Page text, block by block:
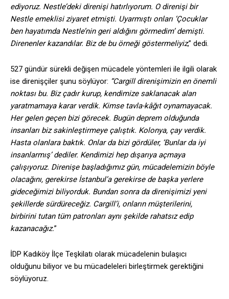
ediyoruz. Nestle’deki direnişi hatırlıyorum. O direnişi bir
Nestle emeklisi ziyaret etmişti. Uyarmıştı onları ‘Çocuklar
ben hayatımda Nestle’nin geri aldığını görmedim’ demişti.
Direnenler kazandılar. Biz de bu örneği göstermeliyiz,” dedi.
527 gündür sürekli değişen mücadele yöntemleri ile ilgili olarak
ise direnişçiler şunu söylüyor: “Cargill direnişimizin en önemli
noktası bu. Biz çadır kurup, kendimize saklanacak alan
yaratmamaya karar verdik. Kimse tavla-kâğıt oynamayacak.
Her gelen geçen bizi görecek. Bugün deprem olduğunda
insanları biz sakinleştirmeye çalıştık. Kolonya, çay verdik.
Hasta olanlara baktık. Onlar da bizi gördüler, ‘Bunlar da iyi
insanlarmış’ dediler. Kendimizi hep dışarıya açmaya
çalışıyoruz. Direnişe başladığımız gün, mücadelemizin böyle
olacağını, gerekirse İstanbul’a gerekirse de başka yerlere
gideceğimizi biliyorduk. Bundan sonra da direnişimizi yeni
şekillerde sürdüreceğiz. Cargill’i, onların müşterilerini,
birbirini tutan tüm patronları aynı şekilde rahatsız edip
kazanacağız.”
İDP Kadıköy İlçe Teşkilatı olarak mücadelenin bulaşıcı
olduğunu biliyor ve bu mücadeleleri birleştirmek gerektiğini
söylüyoruz.